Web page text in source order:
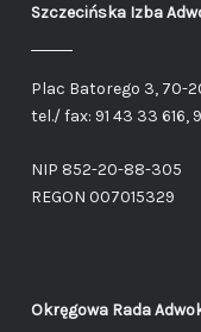
Szczecińska Izba
Plac Batorego 3, 70-
tel./ fax: 91 43 33 616,
NIP 852-20-88-305
REGON 007015329
Okręgowa Rada